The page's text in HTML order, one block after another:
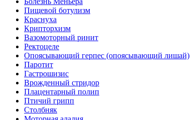
Пищевой ботулизм
Краснуха
Крипторхизм
Вазомоторный ринит
Ректоцеле
Опоясывающий герпес (опоясывающий лишай)
Паротит
Гастрошизис
Врожденный стридор
Плацентарный полип
Птичий грипп
Столбняк